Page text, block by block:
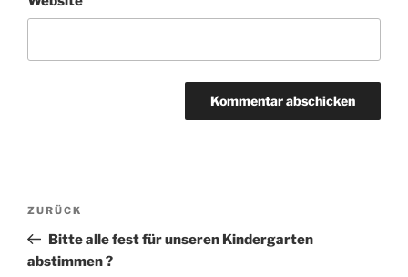
Beitragsnavigation
Vorheriger
Beitrag
ZURÜCK
Bitte alle fest für unseren Kindergarten
abstimmen ?